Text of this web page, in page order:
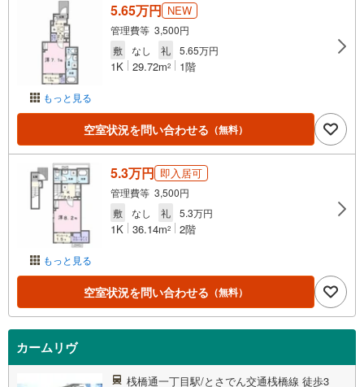
もっと見る
5.65万円 NEW
管理費等 3,500円
敷
なし 礼 5.65万円
1K 29.72m2 1階
空室状況を問い合わせる （無料）
もっと見る
5.3万円 即入居可
管理費等 3,500円
敷
なし 礼 5.3万円
1K 36.14m2 2階
空室状況を問い合わせる （無料）
カームリヴ
桟橋通一丁目駅/とさでん交通桟橋線 徒歩3